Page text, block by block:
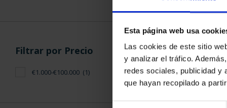
Esta página web usa
Las cookies de este sitio
y analizar el tráfico.
redes sociales, publicidad y
que hayan recopilado a
Filtrar por Precio
€1.000-€100.000 (1)